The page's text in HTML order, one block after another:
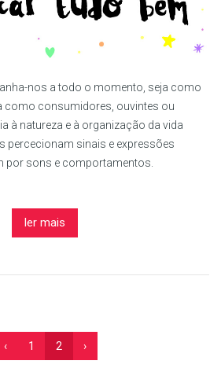
nos a todo o momento, seja como
como consumidores, ouvintes ou
à natureza e à organização da vida
percecionam sinais e expressões
por sons e comportamentos.
ler mais
‹ 1 2 ›